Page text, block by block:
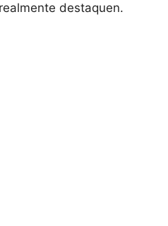
destaquen.